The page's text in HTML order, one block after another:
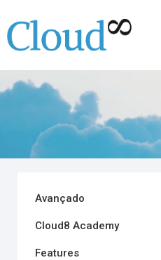
Avançado
Cloud8 Academy
Features